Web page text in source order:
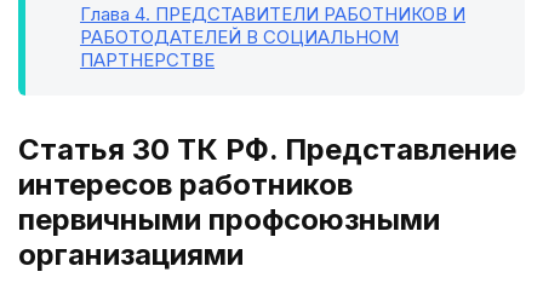
Глава 4. ПРЕДСТАВИТЕЛИ РАБОТНИКОВ И
РАБОТОДАТЕЛЕЙ В СОЦИАЛЬНОМ
ПАРТНЕРСТВЕ
Статья 30 ТК РФ. Представление
интересов работников
первичными профсоюзными
организациями